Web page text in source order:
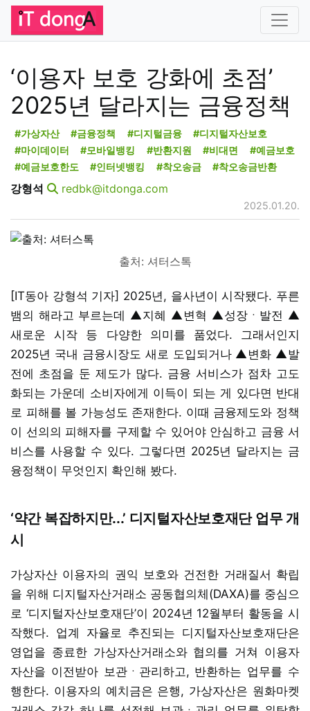
‘이용자 보호 강화에 초점’
2025년 달라지는 금융정책
#가상자산 #금융정책 #디지털금융
#디지털자산보호
#마이데이터
#모바일뱅킹 #반환지원 #비대면
#예금보호
#예금보호한도
#인터넷뱅킹 #착오송금 #착오송금반환
강형석 redbk@itdonga.com
2025.01.20.
출처: 셔터스톡
[IT동아 강형석 기자] 2025년, 을사년이 시작됐다. 푸른
뱀의 해라고 부르는데 ▲지혜 ▲변혁 ▲성장ㆍ발전 ▲
새로운 시작 등 다양한 의미를 품었다. 그래서인지
2025년 국내 금융시장도 새로 도입되거나 ▲변화 ▲발
전에 초점을 둔 제도가 많다. 금융 서비스가 점차 고도
화되는 가운데 소비자에게 이득이 되는 게 있다면 반대
로 피해를 볼 가능성도 존재한다. 이때 금융제도와 정책
이 선의의 피해자를 구제할 수 있어야 안심하고 금융 서
비스를 사용할 수 있다. 그렇다면 2025년 달라지는 금
융정책이 무엇인지 확인해 봤다.
‘약간 복잡하지만...’ 디지털자산보호재단 업무 개
시
가상자산 이용자의 권익 보호와 건전한 거래질서 확립
을 위해 디지털자산거래소 공동협의체(DAXA)를 중심으
로 ‘디지털자산보호재단’이 2024년 12월부터 활동을 시
작했다. 업계 자율로 추진되는 디지털자산보호재단은
영업을 종료한 가상자산거래소와 협의를 거쳐 이용자
자산을 이전받아 보관ㆍ관리하고, 반환하는 업무를 수
행한다. 이용자의 예치금은 은행, 가상자산은 원화마켓